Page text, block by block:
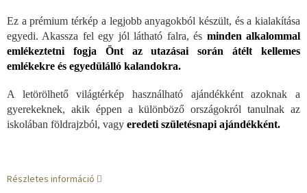
Ez a prémium térkép a legjobb anyagokból készült, és a kialakítása
egyedi. Akassza fel egy jól látható falra, és minden alkalommal
emlékeztetni fogja Önt az utazásai során átélt kellemes
emlékekre és egyedülálló kalandokra.
A letörölhető világtérkép használható ajándékként azoknak a
gyerekeknek, akik éppen a különböző országokról tanulnak az
iskolában földrajzból, vagy eredeti születésnapi ajándékként.
Részletes információ